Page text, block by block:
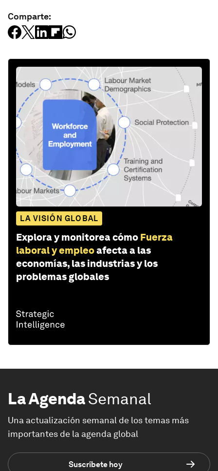
Comparte:
LA VISIÓN GLOBAL
Explora y monitorea cómo Fuerza
laboral y empleoafecta a las
economías, las industrias y los
problemas globales
La AgendaSemanal
Una actualización semanal de los temas más
importantes de la agenda global
Suscríbete hoy